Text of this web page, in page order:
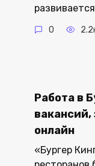
0
Работа в
вакансий,
онлайн
«Бургер